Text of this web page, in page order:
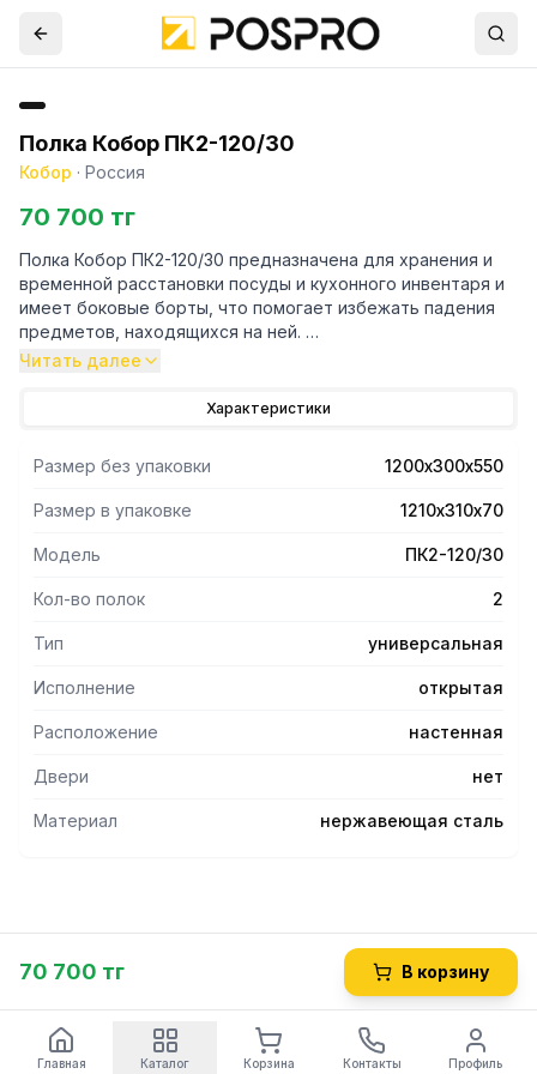
Полка Кобор ПК2-120/30
Кобор · Россия
70 700 тг
Полка Кобор ПК2-120/30 предназначена для хранения и
временной расстановки посуды и кухонного инвентаря и
имеет боковые борты, что помогает избежать падения
предметов, находящихся на ней.
- Полка состоит из двух полок крепящихся на двух
- Полка полностью изготовлена из нержавеющей стали
aisi 430.
Читать далее
Характеристики
Размер без упаковки 1200х300х550
Размер в упаковке 1210х310х70
Модель ПК2-120/30
Кол-во полок 2
Тип универсальная
Исполнение открытая
Расположение настенная
Двери нет
Материал нержавеющая сталь
70 700 тг В корзину
Главная Каталог Корзина Контакты Профиль